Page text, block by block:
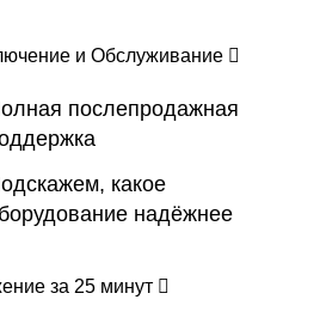
и Обслуживание
послепродажная
какое
надёжнее
за 25 минут